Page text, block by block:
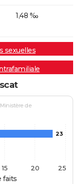
1,48 ‰
sexuelles
faits
de
23
15 20 25